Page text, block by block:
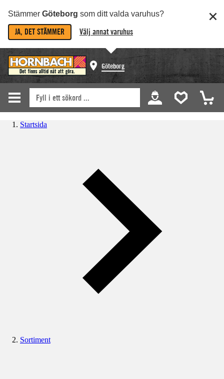
Stämmer Göteborg som ditt valda varuhus?
JA, DET STÄMMER Välj annat varuhus
Göteborg
Startsida
Sortiment